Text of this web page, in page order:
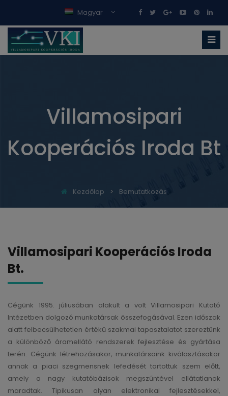
Magyar
Villamosipari
Kooperációs Iroda Bt
Kezdőlap Bemutatkozás
Villamosipari Kooperációs Iroda
Bt.
Cégünk 1995. júliusában alakult a volt Villamosipari Kutató
Intézetben dolgozó munkatársak összefogásával. Ezen időszak
alatt felbecsülhetetlen értékű szakmai tapasztalatot szereztünk
a különböző áramellátó rendszerek fejlesztése és gyártása
terén. Cégünk létrehozásakor, munkatársaink kiválasztásakor
annak a piaci szegmensnek lefedését tartottuk szem előtt,
amely a nagy kutatóbázisok megszűntével ellátatlanok
maradtak. Tipikusan olyan elektronikai fejlesztésekkel,